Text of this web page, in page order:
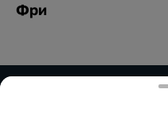
Фри
ИП Нурымбетов